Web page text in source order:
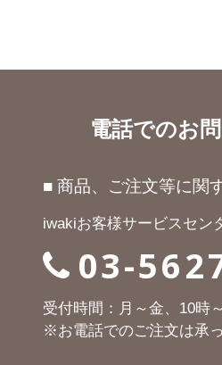
電話でのお
■ 商品、ご注文等に関
iwakiお客様サービスセン
03-
受付時間：月～金、10時
※お電話でのご注文は承